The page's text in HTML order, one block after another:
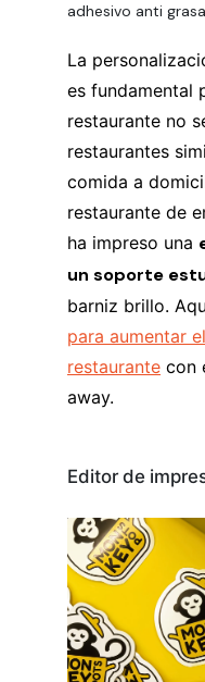
adhesivo anti
La
es fundamental
restaurante no
restaurantes
comida a
restaurante de
ha impreso una
un soporte
barniz brillo.
para aumentar
restaurante con
away.
Editor de